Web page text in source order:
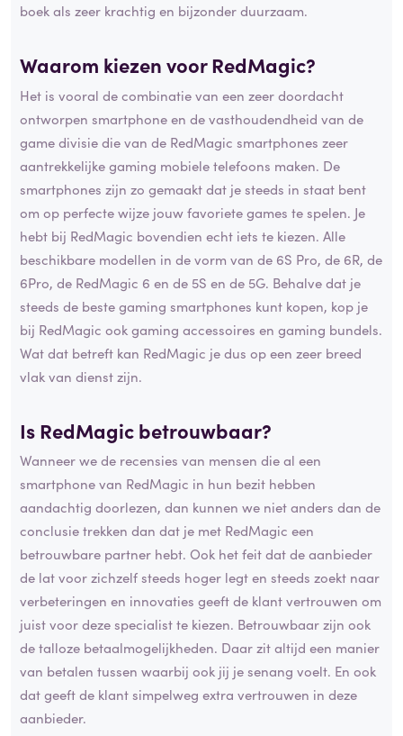
boek als zeer krachtig en bijzonder duurzaam.
Waarom kiezen voor RedMagic?
Het is vooral de combinatie van een zeer doordacht
ontworpen smartphone en de vasthoudendheid van de
game divisie die van de RedMagic smartphones zeer
aantrekkelijke gaming mobiele telefoons maken. De
smartphones zijn zo gemaakt dat je steeds in staat bent
om op perfecte wijze jouw favoriete games te spelen. Je
hebt bij RedMagic bovendien echt iets te kiezen. Alle
beschikbare modellen in de vorm van de 6S Pro, de 6R, de
6Pro, de RedMagic 6 en de 5S en de 5G. Behalve dat je
steeds de beste gaming smartphones kunt kopen, kop je
bij RedMagic ook gaming accessoires en gaming bundels.
Wat dat betreft kan RedMagic je dus op een zeer breed
vlak van dienst zijn.
Is RedMagic betrouwbaar?
Wanneer we de recensies van mensen die al een
smartphone van RedMagic in hun bezit hebben
aandachtig doorlezen, dan kunnen we niet anders dan de
conclusie trekken dan dat je met RedMagic een
betrouwbare partner hebt. Ook het feit dat de aanbieder
de lat voor zichzelf steeds hoger legt en steeds zoekt naar
verbeteringen en innovaties geeft de klant vertrouwen om
juist voor deze specialist te kiezen. Betrouwbaar zijn ook
de talloze betaalmogelijkheden. Daar zit altijd een manier
van betalen tussen waarbij ook jij je senang voelt. En ook
dat geeft de klant simpelweg extra vertrouwen in deze
aanbieder.